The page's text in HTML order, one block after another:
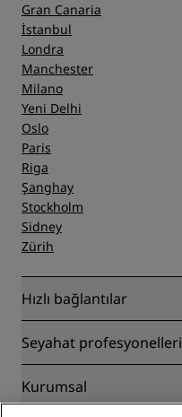
Gran Canaria
İstanbul
Londra
Manchester
Milano
Yeni Delhi
Oslo
Paris
Riga
Şanghay
Stockholm
Sidney
Zürih
Hızlı bağlantılar
Radisson Rewards
Blog
Seyahat profesyonelleri
İş Ortakları
Seyahat acenteleri
Kurumsal